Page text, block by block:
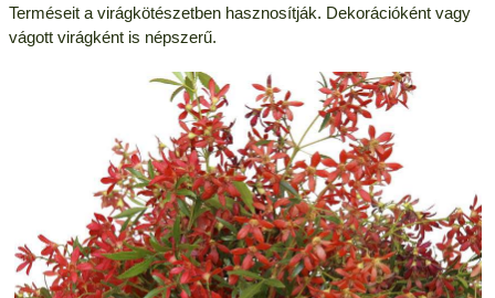
Terméseit a virágkötészetben hasznosítják. Dekorációként vagy
vágott virágként is népszerű.